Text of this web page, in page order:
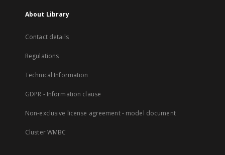
About Library
Contact details
Regulations
Technical Information
GDPR - Information clause
Non-exclusive license agreement - model document
Cluster WMBC